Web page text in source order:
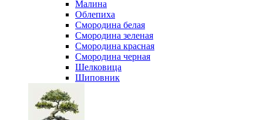
Малина
Облепиха
Смородина белая
Смородина зеленая
Смородина красная
Смородина черная
Шелковица
Шиповник